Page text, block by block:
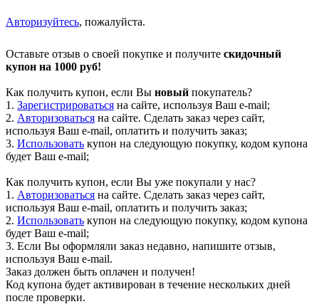
Авторизуйтесь, пожалуйста.
Оставьте отзыв о своей покупке и получите скидочный
купон на 1000 руб!
Как получить купон, если Вы новый покупатель?
1. Зарегистрироваться на сайте, используя Ваш e-mail;
2. Авторизоваться на сайте. Сделать заказ через сайт,
используя Ваш e-mail, оплатить и получить заказ;
3. Использовать купон на следующую покупку, кодом купона
будет Ваш e-mail;
Как получить купон, если Вы уже покупали у нас?
1. Авторизоваться на сайте. Сделать заказ через сайт,
используя Ваш e-mail, оплатить и получить заказ;
2. Использовать купон на следующую покупку, кодом купона
будет Ваш e-mail;
3. Если Вы оформляли заказ недавно, напишите отзыв,
используя Ваш e-mail.
Заказ должен быть оплачен и получен!
Код купона будет активирован в течение нескольких дней
после проверки.